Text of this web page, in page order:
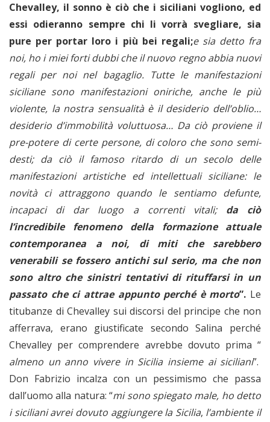
Chevalley, il sonno è ciò che i siciliani vogliono, ed
essi odieranno sempre chi li vorrà svegliare, sia
pure per portar loro i più bei regali;e sia detto fra
noi, ho i miei forti dubbi che il nuovo regno abbia nuovi
regali per noi nel bagaglio. Tutte le manifestazioni
siciliane sono manifestazioni oniriche, anche le più
violente, la nostra sensualità è il desiderio dell’oblio…
desiderio d’immobilità voluttuosa… Da ciò proviene il
pre-potere di certe persone, di coloro che sono semi-
desti; da ciò il famoso ritardo di un secolo delle
manifestazioni artistiche ed intellettuali siciliane: le
novità ci attraggono quando le sentiamo defunte,
incapaci di dar luogo a correnti vitali; da ciò
l’incredibile fenomeno della formazione attuale
contemporanea a noi, di miti che sarebbero
venerabili se fossero antichi sul serio, ma che non
sono altro che sinistri tentativi di rituffarsi in un
passato che ci attrae appunto perché è morto”. Le
titubanze di Chevalley sui discorsi del principe che non
afferrava, erano giustificate secondo Salina perché
Chevalley per comprendere avrebbe dovuto prima “
almeno un anno vivere in Sicilia insieme ai siciliani”.
Don Fabrizio incalza con un pessimismo che passa
dall’uomo alla natura: “mi sono spiegato male, ho detto
i siciliani avrei dovuto aggiungere la Sicilia, l’ambiente il